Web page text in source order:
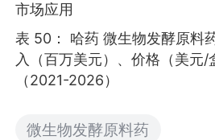
市场应用
表 50： 哈药 微生物发酵原料
入（百万美元）、价格（美元/
（2021-2026）
微生物发酵原料药